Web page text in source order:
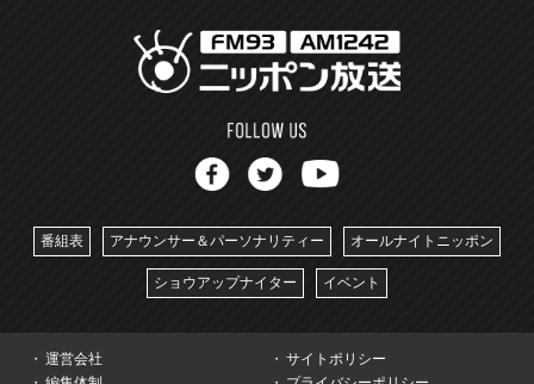
番組表 アナウンサー＆パーソナリティー オールナイトニッポン
ショウアップナイター イベント
運営会社
サイトポリシー